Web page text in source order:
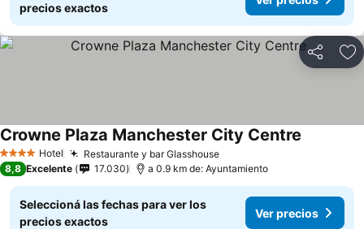
precios exactos
Compartir
4 EstrellasHotel Restaurante y bar Glasshouse
Crowne Plaza Manchester City Centre
8,8 Excelente 17.030 a 0.9 km de: Ayuntamiento
Seleccioná las fechas para ver los
precios exactos
Ver precios